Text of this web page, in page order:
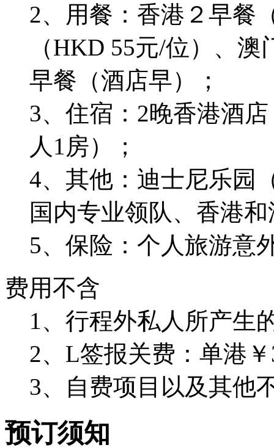
2、用餐：香港２早餐
（HKD 55元/位）、
早餐（酒店早）；
3、住宿：2晚香港酒
人1房）；
4、其他：迪士尼乐园
国内专业领队、香港
5、保险：个人旅游意
费用不含
1、行程外私人所产生
2、L签报关费：单港
3、自费项目以及其他
预订须知